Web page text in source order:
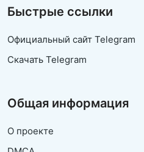
Быстрые ссылки
Официальный сайт Telegram
Скачать Telegram
Общая информация
О проекте